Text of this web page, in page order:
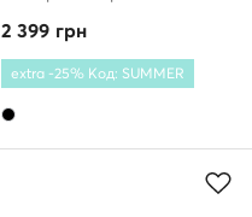
2 399 грн
extra -25% Код: SUMMER